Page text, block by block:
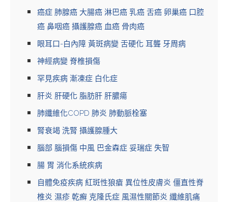
癌症 肺腺癌 大腸癌 淋巴癌 乳癌 舌癌 卵巢癌 口腔
癌 鼻咽癌 攝護腺癌 血癌 骨肉癌
眼耳口-白內障 黃斑病變 舌硬化 耳聾 牙周病
神經病變 脊椎損傷
罕見疾病 漸凍症 白化症
肝炎 肝硬化 脂肪肝 肝膿瘍
肺纖維化COPD 肺炎 肺動脈栓塞
腎衰竭 洗腎 攝護腺腫大
腦部 腦損傷 中風 巴金森症 妥瑞症 失智
腸 胃 消化系統疾病
自體免疫疾病 紅斑性狼瘡 異位性皮膚炎 僵直性脊
椎炎 濕疹 乾癬 克隆氏症 風濕性關節炎 纖維肌痛